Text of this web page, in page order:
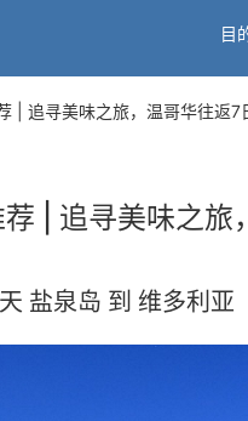
目
| 追寻美味之旅，温哥华往返7
| 追寻美味之旅
盐泉岛 到 维多利亚